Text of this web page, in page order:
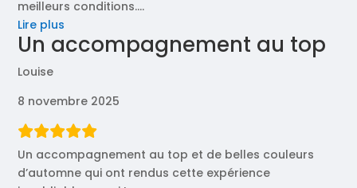
meilleurs conditions.…
Lire plus
simplement
Un accompagnement au top
Louise
8 novembre 2025
Un accompagnement au top et de belles couleurs
d’automne qui ont rendus cette expérience